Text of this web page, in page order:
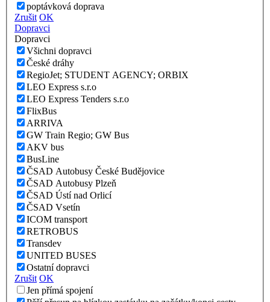
poptávková doprava
Zrušit OK
Dopravci
Dopravci
Všichni dopravci
České dráhy
RegioJet; STUDENT AGENCY; ORBIX
LEO Express s.r.o
LEO Express Tenders s.r.o
FlixBus
ARRIVA
GW Train Regio; GW Bus
AKV bus
BusLine
ČSAD Autobusy České Budějovice
ČSAD Autobusy Plzeň
ČSAD Ústí nad Orlicí
ČSAD Vsetín
ICOM transport
RETROBUS
Transdev
UNITED BUSES
Ostatní dopravci
Zrušit OK
Jen přímá spojení